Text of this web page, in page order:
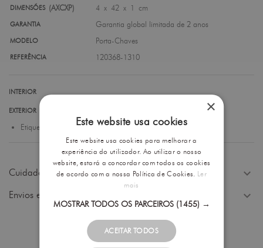
DIMENSÕES (AXCXP) 4 x 42 x 1 cm
GARANTIA Garantia global limitada de 2 anos
MODELO Porta-Chaves
REFERÊNCIA 120368-1310
INTERIOR
EXTERIOR
Etiqueta de Identificação - Integrada, retrátil e personalizável.
Cuidados a Ter expand_more
Envios e Devoluções expand_more
×
Este website usa cookies
Este website usa cookies para melhorar a
experiência do utilizador. Ao utilizar o nosso
website, estará a concordar com todos os cookies
de acordo com a nossa Política de Cookies. Ler
mais
MOSTRAR TODOS OS PARCEIROS (1455) →
ACEITAR TODOS